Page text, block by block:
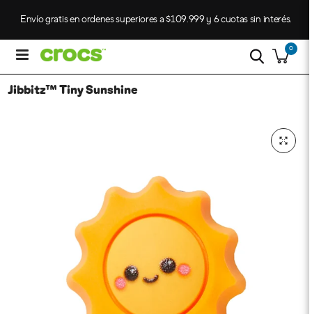
Envío gratis en ordenes superiores a $109.999 y 6 cuotas sin interés.
0
Jibbitz™ Tiny Sunshine